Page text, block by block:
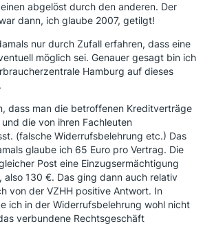
abgelöst durch den anderen. Der
dann, ich glaube 2007, getilgt!
nur durch Zufall erfahren, dass eine
möglich sei. Genauer gesagt bin ich
Hamburg auf dieses
dass man die betroffenen Kreditverträge
die von ihren Fachleuten
(falsche Widerrufsbelehrung etc.) Das
glaube ich 65 Euro pro Vertrag. Die
Post eine Einzugsermächtigung
also 130 €. Das ging dann auch relativ
von der VZHH positive Antwort. In
ich in der Widerrufsbelehrung wohl nicht
verbundene Rechtsgeschäft